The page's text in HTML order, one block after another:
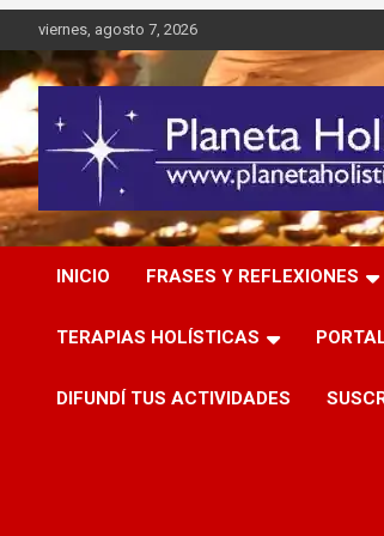
al
contenido
viernes, agosto 7, 2026
Planeta
Difusión de espiritualidad, terapias
cursos, talleres y seminarios
INICIO
FRASES Y REFLEXIONES
TERAPIAS HOLÍSTICAS
DIFUNDÍ TUS ACTIVIDADES